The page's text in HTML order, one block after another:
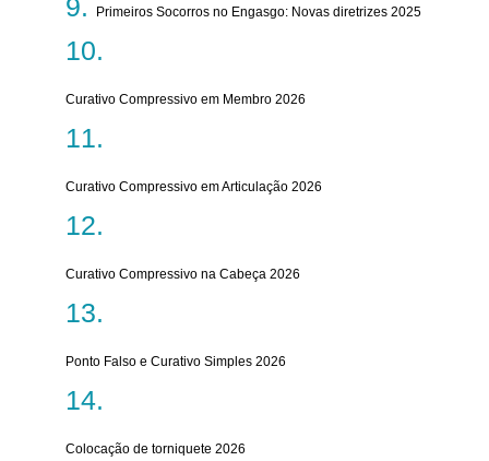
Primeiros Socorros no Engasgo: Novas diretrizes 2025
Curativo Compressivo em Membro 2026
Curativo Compressivo em Articulação 2026
Curativo Compressivo na Cabeça 2026
Ponto Falso e Curativo Simples 2026
Colocação de torniquete 2026